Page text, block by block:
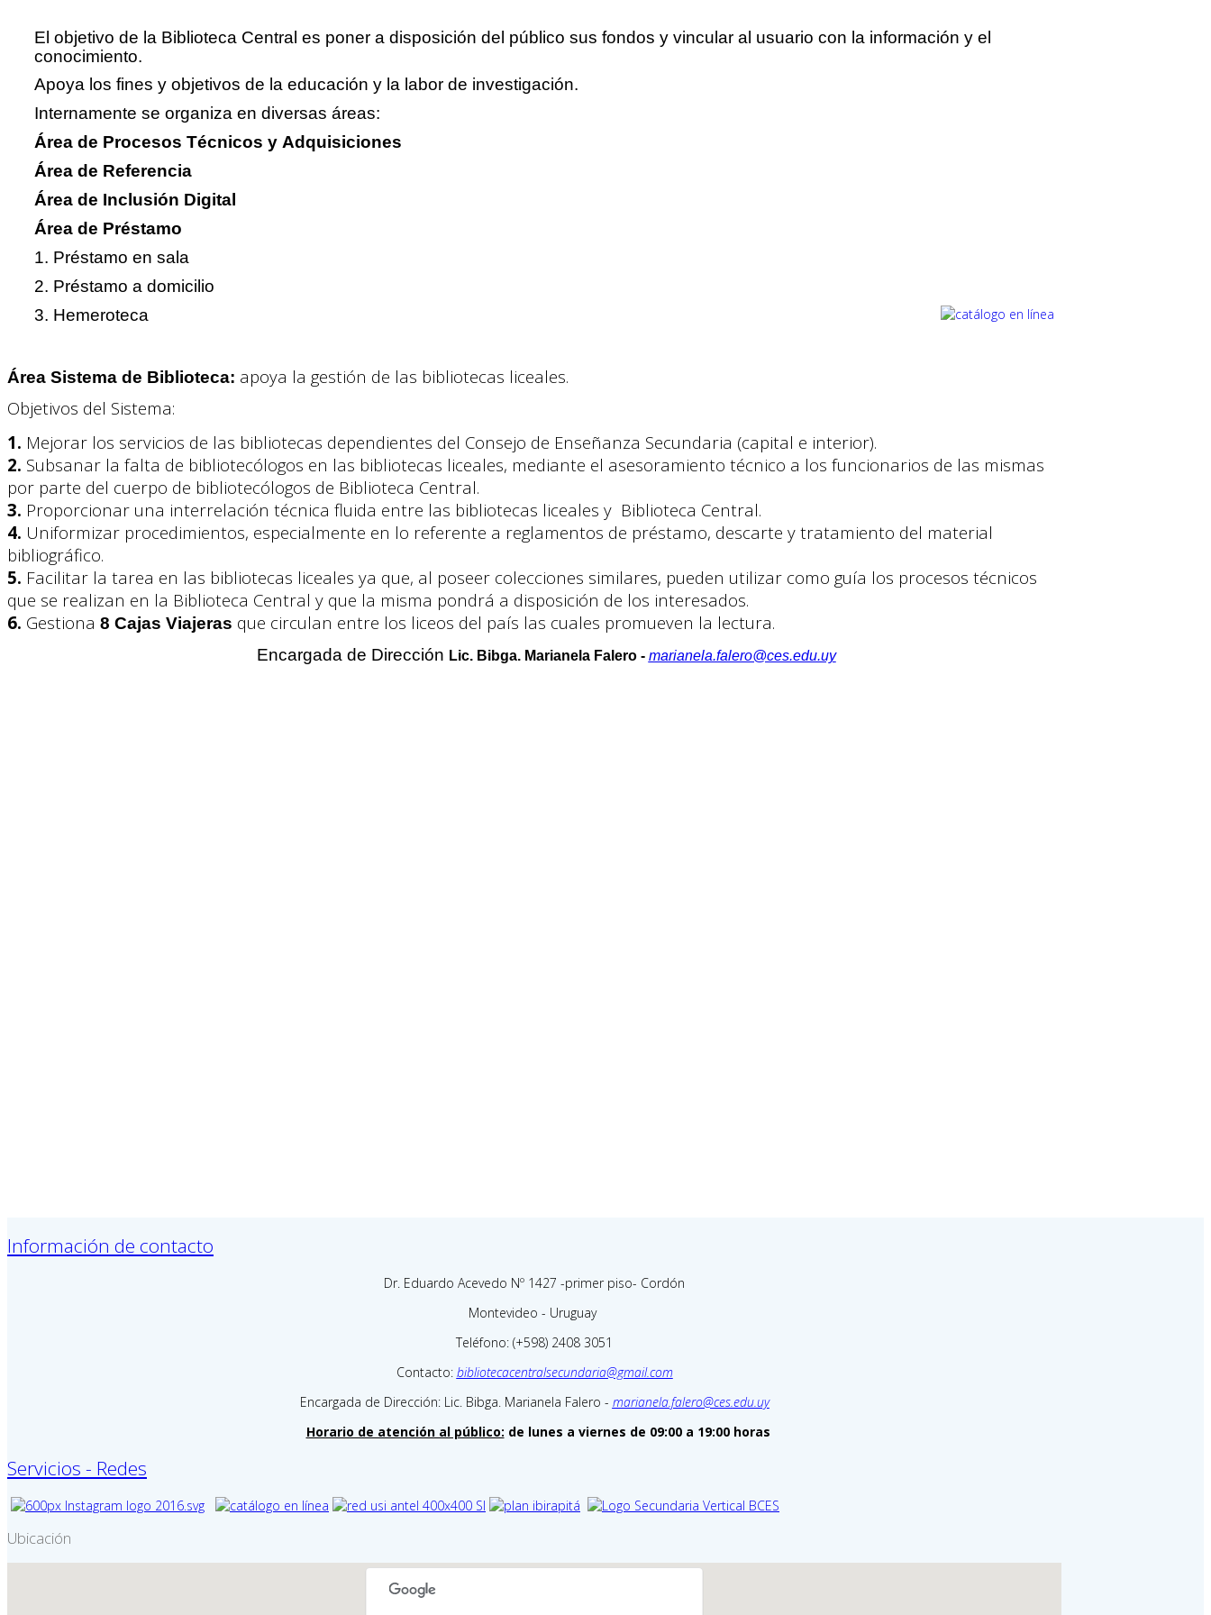
El objetivo de la Biblioteca Central es poner a disposición del público sus fondos y vincular al usuario con la información y el
conocimiento.
Apoya los fines y objetivos de la educación y la labor de investigación.
Internamente se organiza en diversas áreas:
Área de Procesos Técnicos y Adquisiciones
Área de Referencia
Área de Inclusión Digital
Área de Préstamo
1. Préstamo en sala
2. Préstamo a domicilio
3. Hemeroteca
Área Sistema de Biblioteca: apoya la gestión de las bibliotecas liceales.
Objetivos del Sistema:
1. Mejorar los servicios de las bibliotecas dependientes del Consejo de Enseñanza Secundaria (capital e interior).
2. Subsanar la falta de bibliotecólogos en las bibliotecas liceales, mediante el asesoramiento técnico a los funcionarios de las mismas
por parte del cuerpo de bibliotecólogos de Biblioteca Central.
3. Proporcionar una interrelación técnica fluida entre las bibliotecas liceales y Biblioteca Central.
4. Uniformizar procedimientos, especialmente en lo referente a reglamentos de préstamo, descarte y tratamiento del material
bibliográfico.
5. Facilitar la tarea en las bibliotecas liceales ya que, al poseer colecciones similares, pueden utilizar como guía los procesos técnicos
que se realizan en la Biblioteca Central y que la misma pondrá a disposición de los interesados.
6. Gestiona 8 Cajas Viajeras que circulan entre los liceos del país las cuales promueven la lectura.
Encargada de Dirección Lic. Bibga. Marianela Falero - marianela.falero@ces.edu.uy
Información de contacto
Dr. Eduardo Acevedo Nº 1427 -primer piso- Cordón
Montevideo - Uruguay
Teléfono: (+598) 2408 3051
Contacto: bibliotecacentralsecundaria@gmail.com
Encargada de Dirección: Lic. Bibga. Marianela Falero - marianela.falero@ces.edu.uy
Horario de atención al público: de lunes a viernes de 09:00 a 19:00 horas
Servicios - Redes
Ubicación